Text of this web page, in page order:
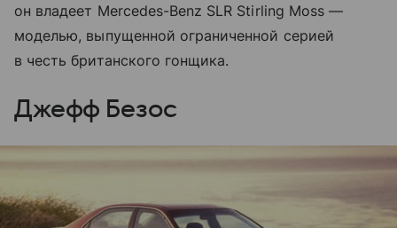
он владеет Mercedes-Benz SLR Stirling Moss —
моделью, выпущенной ограниченной серией
в честь британского гонщика.
Джефф Безос